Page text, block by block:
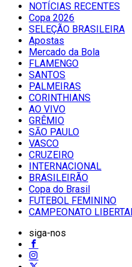
NOTÍCIAS RECENTES
Copa 2026
SELEÇÃO BRASILEIRA
Apostas
Mercado da Bola
FLAMENGO
SANTOS
PALMEIRAS
CORINTHIANS
AO VIVO
GRÊMIO
SĀO PAULO
VASCO
CRUZEIRO
INTERNACIONAL
BRASILEIRÃO
Copa do Brasil
FUTEBOL FEMININO
CAMPEONATO
siga-nos